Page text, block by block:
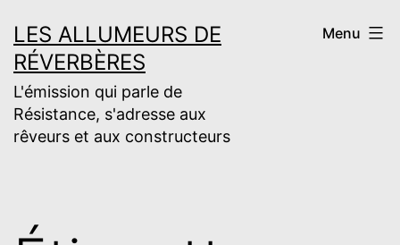
au
contenu
LES ALLUMEURS DE
RÉVERBÈRES
L'émission qui parle de
Résistance, s'adresse aux
rêveurs et aux constructeurs
Menu